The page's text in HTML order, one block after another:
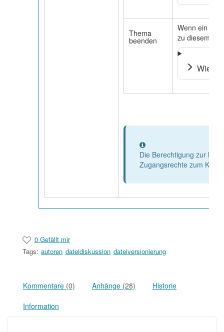
Thema
beenden
Wenn ein
zu diesem
Wie
Information
Die Berechtigung zur
Zugangsrechte zum
0 Gefällt mir
Tags: autoren dateidiskussion dateiversionierung
Kommentare (0) Anhänge (28) Historie
Information